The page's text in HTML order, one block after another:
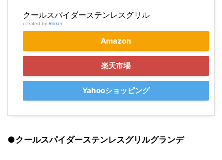
クールスパイダーステンレスグリル
created by Rinker
Amazon
楽天市場
Yahooショッピング
●クールスパイダーステンレスグリルグランデ